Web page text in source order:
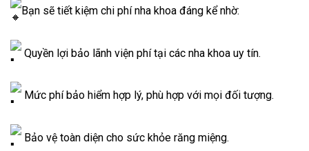
Bạn sẽ tiết kiệm chi phí nha khoa đáng kể nhờ:
Quyền lợi bảo lãnh viện phí tại các nha khoa uy tín.
Mức phí bảo hiểm hợp lý, phù hợp với mọi đối tượng.
Bảo vệ toàn diện cho sức khỏe răng miệng.